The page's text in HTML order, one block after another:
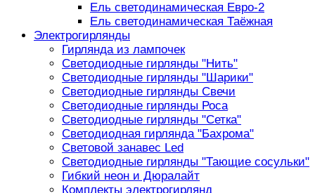
Ель светодинамическая Евро-2
Ель светодинамическая Таёжная
Электрогирлянды
Гирлянда из лампочек
Светодиодные гирлянды "Нить"
Светодиодные гирлянды "Шарики"
Светодиодные гирлянды Свечи
Светодиодные гирлянды Роса
Светодиодные гирлянды "Сетка"
Светодиодная гирлянда "Бахрома"
Световой занавес Led
Светодиодные гирлянды "Тающие сосульки"
Гибкий неон и Дюралайт
Комплекты электрогирлянд